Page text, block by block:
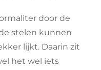
door de
stelen kunnen
lijkt. Daarin zit
het wel iets